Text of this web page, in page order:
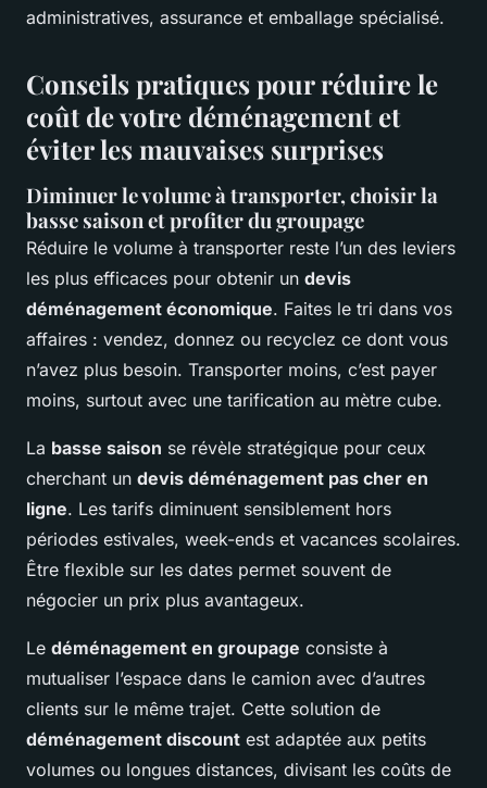
administratives, assurance et emballage spécialisé.
Conseils pratiques pour réduire le
coût de votre déménagement et
éviter les mauvaises surprises
Diminuer le volume à transporter, choisir la
basse saison et profiter du groupage
Réduire le volume à transporter reste l’un des leviers
les plus efficaces pour obtenir un devis
déménagement économique. Faites le tri dans vos
affaires : vendez, donnez ou recyclez ce dont vous
n’avez plus besoin. Transporter moins, c’est payer
moins, surtout avec une tarification au mètre cube.
La basse saison se révèle stratégique pour ceux
cherchant un devis déménagement pas cher en
ligne. Les tarifs diminuent sensiblement hors
périodes estivales, week-ends et vacances scolaires.
Être flexible sur les dates permet souvent de
négocier un prix plus avantageux.
Le déménagement en groupage consiste à
mutualiser l’espace dans le camion avec d’autres
clients sur le même trajet. Cette solution de
déménagement discount est adaptée aux petits
volumes ou longues distances, divisant les coûts de